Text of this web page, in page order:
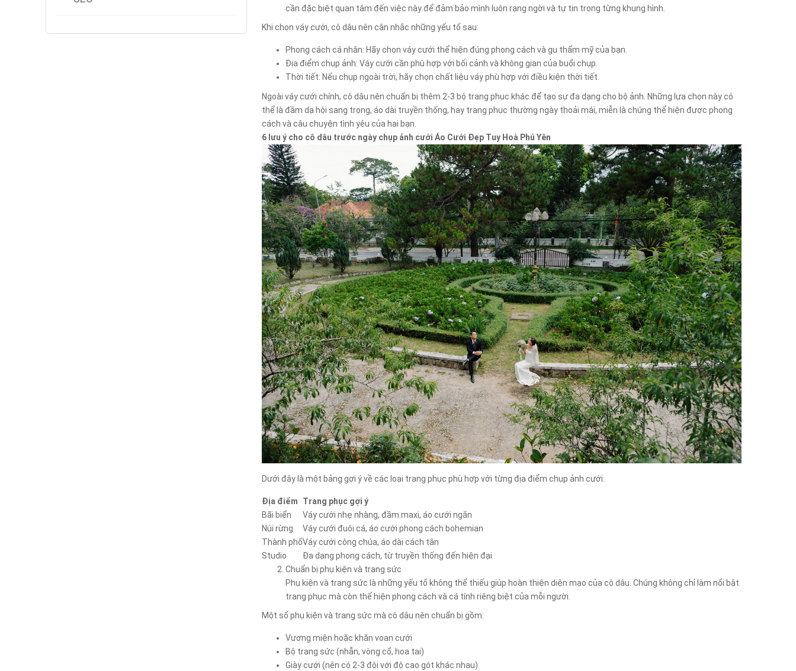
cần đặc biệt quan tâm đến việc này để đảm bảo mình luôn rạng ngời và tự tin trong từng khung hình.
Khi chọn váy cưới, cô dâu nên cân nhắc những yếu tố sau:
Phong cách cá nhân: Hãy chọn váy cưới thể hiện đúng phong cách và gu thẩm mỹ của bạn.
Địa điểm chụp ảnh: Váy cưới cần phù hợp với bối cảnh và không gian của buổi chụp.
Thời tiết: Nếu chụp ngoài trời, hãy chọn chất liệu váy phù hợp với điều kiện thời tiết.
Ngoài váy cưới chính, cô dâu nên chuẩn bị thêm 2-3 bộ trang phục khác để tạo sự đa dạng cho bộ ảnh. Những lựa chọn này có
thể là đầm dạ hội sang trọng, áo dài truyền thống, hay trang phục thường ngày thoải mái, miễn là chúng thể hiện được phong
cách và câu chuyện tình yêu của hai bạn.
6 lưu ý cho cô dâu trước ngày chụp ảnh cưới Áo Cưới Đẹp Tuy Hoà Phú Yên
Dưới đây là một bảng gợi ý về các loại trang phục phù hợp với từng địa điểm chụp ảnh cưới:
Địa điểm
Trang phục gợi ý
Bãi biển
Váy cưới nhẹ nhàng, đầm maxi, áo cưới ngắn
Núi rừng
Váy cưới đuôi cá, áo cưới phong cách bohemian
Thành phốVáy cưới công chúa, áo dài cách tân
Studio
Đa dạng phong cách, từ truyền thống đến hiện đại
Chuẩn bị phụ kiện và trang sức
Phụ kiện và trang sức là những yếu tố không thể thiếu giúp hoàn thiện diện mạo của cô dâu. Chúng không chỉ làm nổi bật
trang phục mà còn thể hiện phong cách và cá tính riêng biệt của mỗi người.
Một số phụ kiện và trang sức mà cô dâu nên chuẩn bị gồm:
Vương miện hoặc khăn voan cưới
Bộ trang sức (nhẫn, vòng cổ, hoa tai)
Giày cưới (nên có 2-3 đôi với độ cao gót khác nhau)